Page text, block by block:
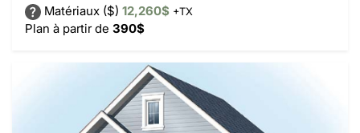
Matériaux ($) 12,260$ +TX
Plan à partir de 390$